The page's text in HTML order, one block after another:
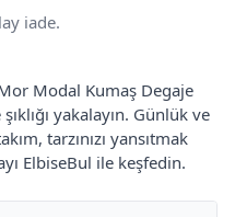
iade.
Modal Kumaş Degaje
yakalayın. Günlük ve
tarzınızı yansıtmak
ElbiseBul ile keşfedin.